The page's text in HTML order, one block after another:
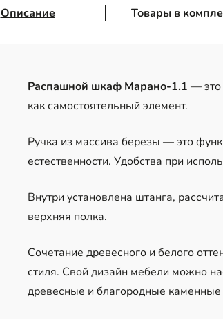
Описание Товары в
Распашной шкаф Марано-1.1 — это
как самостоятельный элемент.
Ручка из массива березы — это
естественности. Удобства при
Внутри установлена штанга,
верхняя полка.
Сочетание древесного и белого
стиля. Свой дизайн мебели можно
древесные и благородные каменные